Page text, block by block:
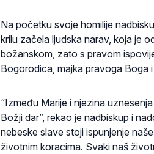
Na početku svoje homilije
krilu začela ljudska narav, koja je
božanskom, zato s pravom
Bogorodica, majka pravoga Boga
“Između Marije i njezina
Božji dar”, rekao je nadbiskup i
nebeske slave stoji ispunjenje
životnim koracima. Svaki naš